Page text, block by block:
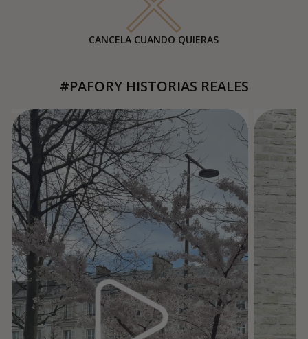
CANCELA CUANDO QUIERAS
#PAFORY HISTORIAS REALES